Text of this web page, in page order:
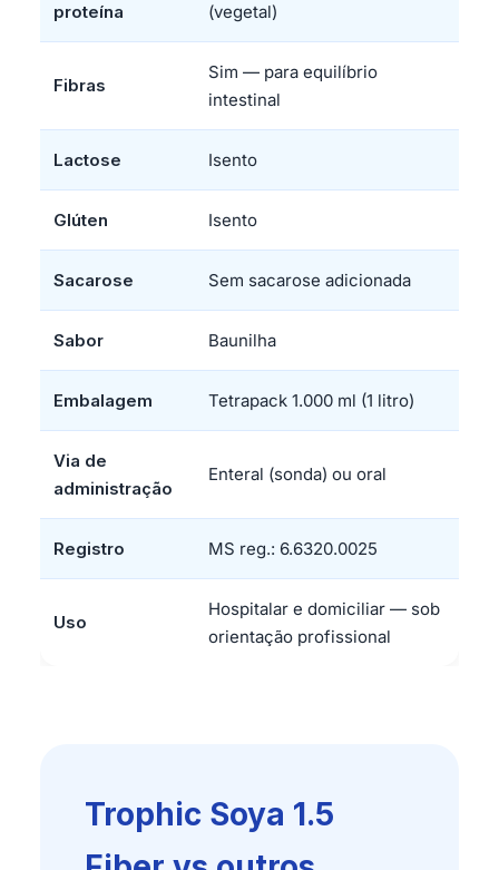
proteína
(vegetal)
Fibras
Sim — para equilíbrio
intestinal
Lactose Isento
Glúten Isento
Sacarose Sem sacarose adicionada
Sabor Baunilha
Embalagem Tetrapack 1.000 ml (1 litro)
Via de
administração
Enteral (sonda) ou oral
Registro MS reg.: 6.6320.0025
Uso
Hospitalar e domiciliar — sob
orientação profissional
Trophic Soya 1.5